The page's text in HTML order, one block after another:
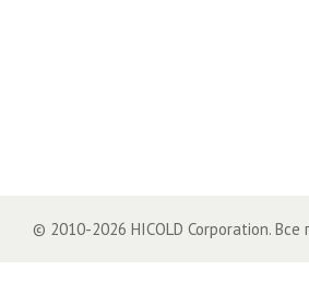
© 2010-2026 HICOLD Corporation.